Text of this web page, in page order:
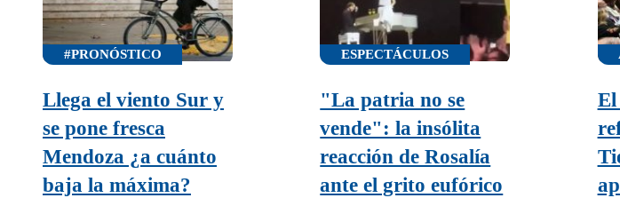
#PRONÓSTICO
Llega el viento Sur y
se pone fresca
Mendoza ¿a cuánto
baja la máxima?
ESPECTÁCULOS
"La patria no se
vende": la insólita
reacción de Rosalía
ante el grito eufórico